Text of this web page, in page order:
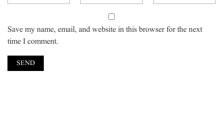
Save my name, email, and website in this browser for the next
time I comment.